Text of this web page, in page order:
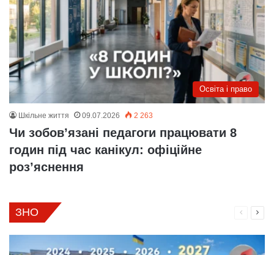
Освіта і право
Шкільне життя 09.07.2026 2 263
Чи зобов’язані педагоги працювати 8
годин під час канікул: офіційне
роз’яснення
ЗНО